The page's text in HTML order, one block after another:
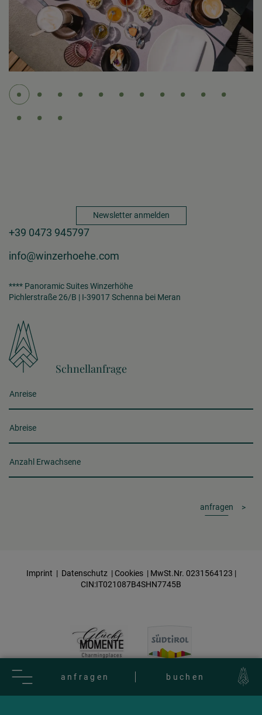
anfragen buchen
Newsletter anmelden
+39 0473 945797
info@winzerhoehe.com
**** Panoramic Suites Winzerhöhe
Pichlerstraße 26/B | I-39017 Schenna bei Meran
Schnellanfrage
Anreise
Abreise
Anzahl Erwachsene
anfragen
Imprint | Datenschutz| Cookies| MwSt.Nr. 0231564123 |
CIN:IT021087B4SHN7745B